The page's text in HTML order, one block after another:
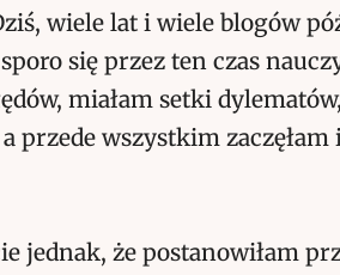
wiele lat i wiele blogów
się przez ten czas
miałam setki
przede wszystkim
jednak, że postanowiłam